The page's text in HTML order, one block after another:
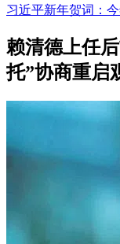
习近平新年贺词：
赖清德上任
托”协商重启